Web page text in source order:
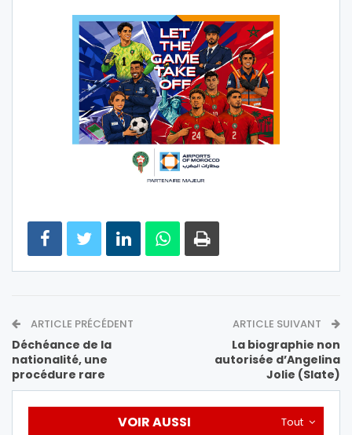
ARTICLE PRÉCÉDENT
Déchéance de la
nationalité, une
procédure rare
ARTICLE SUIVANT
La biographie non
autorisée d’Angelina
Jolie (Slate)
Tout
VOIR AUSSI